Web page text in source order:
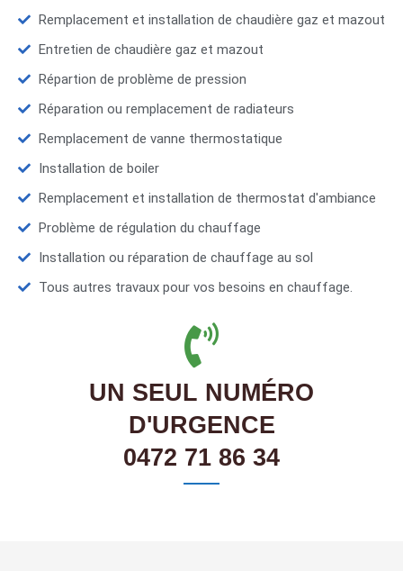
Remplacement et installation de chaudière gaz et mazout
Entretien de chaudière gaz et mazout
Répartion de problème de pression
Réparation ou remplacement de radiateurs
Remplacement de vanne thermostatique
Installation de boiler
Remplacement et installation de thermostat d'ambiance
Problème de régulation du chauffage
Installation ou réparation de chauffage au sol
Tous autres travaux pour vos besoins en chauffage.
UN SEUL NUMÉRO
D'URGENCE
0472 71 86 34